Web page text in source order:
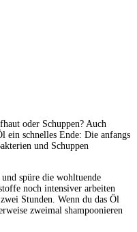
oder Schuppen? Auch
ein schnelles Ende: Die anfangs
und Schuppen
und spüre die wohltuende
noch intensiver arbeiten
zwei Stunden. Wenn du das Öl
zweimal shampoonieren